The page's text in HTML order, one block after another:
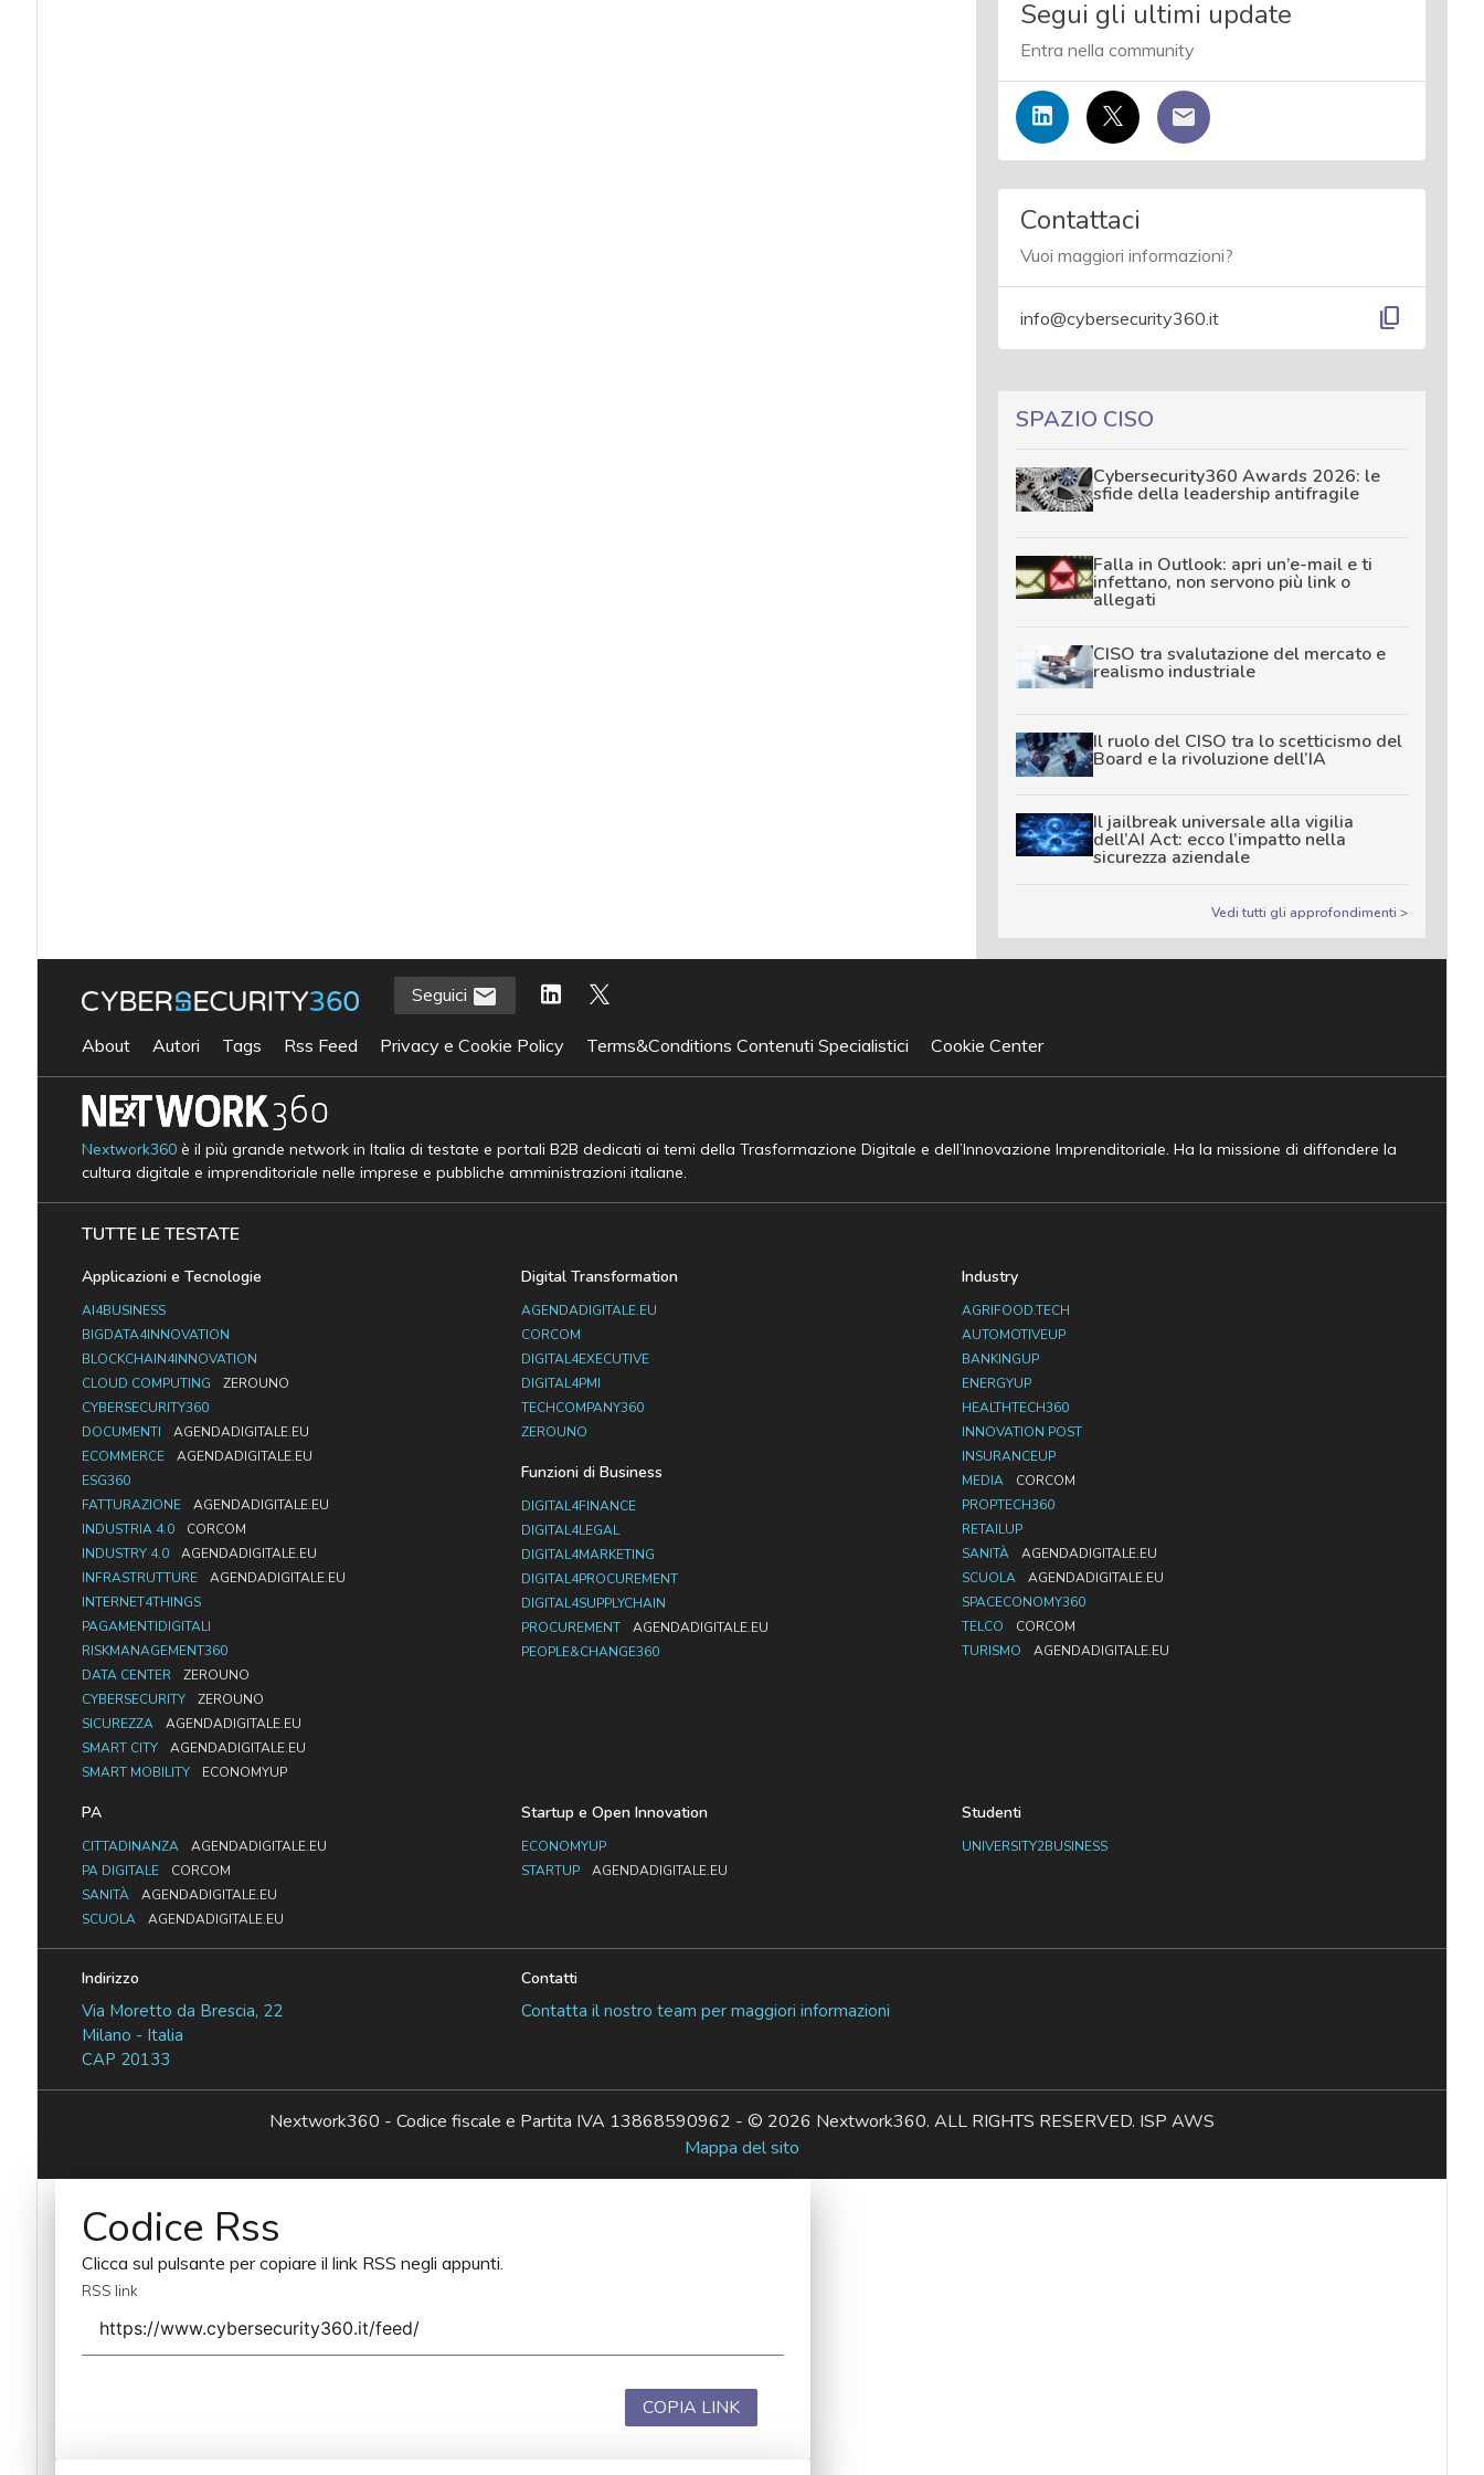
Segui gli ultimi update
Entra nella community
Contattaci
Vuoi maggiori informazioni?
info@cybersecurity360.it content_copy
SPAZIO CISO
Cybersecurity360 Awards 2026: le
sfide della leadership antifragile
Falla in Outlook: apri un’e-mail e ti
infettano, non servono più link o
allegati
CISO tra svalutazione del mercato e
realismo industriale
Il ruolo del CISO tra lo scetticismo del
Board e la rivoluzione dell’IA
Il jailbreak universale alla vigilia
dell’AI Act: ecco l’impatto nella
sicurezza aziendale
Vedi tutti gli approfondimenti >
Seguici
About Autori Tags Rss Feed Privacy e Cookie Policy Terms&Conditions Contenuti Specialistici Cookie Center
Nextwork360è il più grande network in Italia di testate e portali B2B dedicati ai temi della Trasformazione Digitale e dell’Innovazione Imprenditoriale. Ha la missione di diffondere la
cultura digitale e imprenditoriale nelle imprese e pubbliche amministrazioni italiane.
TUTTE LE TESTATE
Applicazioni e Tecnologie
AI4BUSINESS
BIGDATA4INNOVATION
BLOCKCHAIN4INNOVATION
CLOUD COMPUTING
ZEROUNO
CYBERSECURITY360
DOCUMENTI
AGENDADIGITALE.EU
ECOMMERCE
AGENDADIGITALE.EU
ESG360
FATTURAZIONE
AGENDADIGITALE.EU
INDUSTRIA 4.0
CORCOM
INDUSTRY 4.0
AGENDADIGITALE.EU
INFRASTRUTTURE
AGENDADIGITALE.EU
INTERNET4THINGS
PAGAMENTIDIGITALI
RISKMANAGEMENT360
DATA CENTER
ZEROUNO
CYBERSECURITY
ZEROUNO
SICUREZZA
AGENDADIGITALE.EU
SMART CITY
AGENDADIGITALE.EU
SMART MOBILITY
ECONOMYUP
Digital Transformation
AGENDADIGITALE.EU
CORCOM
DIGITAL4EXECUTIVE
DIGITAL4PMI
TECHCOMPANY360
ZEROUNO
Funzioni di Business
DIGITAL4FINANCE
DIGITAL4LEGAL
DIGITAL4MARKETING
DIGITAL4PROCUREMENT
DIGITAL4SUPPLYCHAIN
PROCUREMENT
AGENDADIGITALE.EU
PEOPLE&CHANGE360
Industry
AGRIFOOD.TECH
AUTOMOTIVEUP
BANKINGUP
ENERGYUP
HEALTHTECH360
INNOVATION POST
INSURANCEUP
MEDIA
CORCOM
PROPTECH360
RETAILUP
SANITÀ
AGENDADIGITALE.EU
SCUOLA
AGENDADIGITALE.EU
SPACECONOMY360
TELCO
CORCOM
TURISMO
AGENDADIGITALE.EU
PA
CITTADINANZA
AGENDADIGITALE.EU
PA DIGITALE
CORCOM
SANITÀ
AGENDADIGITALE.EU
SCUOLA
AGENDADIGITALE.EU
Startup e Open Innovation
ECONOMYUP
STARTUP
AGENDADIGITALE.EU
Studenti
UNIVERSITY2BUSINESS
Indirizzo
Via Moretto da Brescia, 22
Milano - Italia
CAP 20133
Contatti
Contatta il nostro team per maggiori informazioni
Nextwork360 - Codice fiscale e Partita IVA 13868590962 - © 2026 Nextwork360. ALL RIGHTS RESERVED. ISP AWS
Mappa del sito
Codice Rss
Clicca sul pulsante per copiare il link RSS negli appunti.
RSS link
COPIA LINK